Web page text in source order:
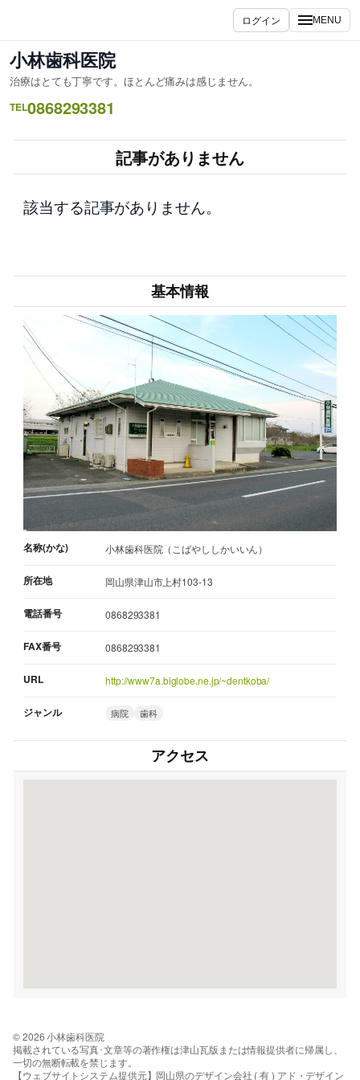
ス
キ
ッ
ログイン MENU
小林歯科医院
治療はとても丁寧です。ほとんど痛みは感じません。
TEL0868293381
記事がありません
該当する記事がありません。
基本情報
名称(かな) 小林歯科医院（こばやししかいいん）
所在地 岡山県津山市上村103-13
電話番号 0868293381
FAX番号 0868293381
URL http://www7a.biglobe.ne.jp/~dentkoba/
ジャンル 病院 歯科
アクセス
© 2026 小林歯科医院
掲載されている写真･文章等の著作権は津山瓦版または情報提供者に帰属し、
一切の無断転載を禁じます。
【ウェブサイトシステム提供元】岡山県のデザイン会社 ( 有 ) アド・デザイン